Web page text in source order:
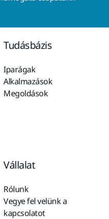
Tudásbázis
Iparágak
Alkalmazások
Megoldások
Vállalat
Rólunk
Vegye fel velünk a
kapcsolatot